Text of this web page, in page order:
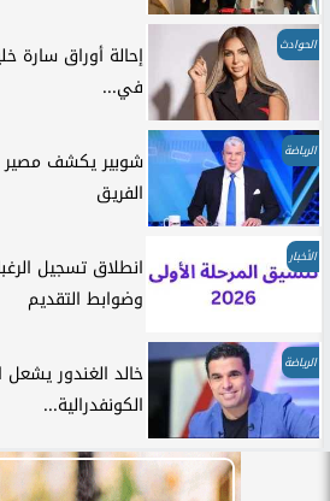
الحوادث
في...
الرياضة
شوبير يكشف مصير
الفريق
الأخبار
انطلاق تسجيل
وضوابط التقديم
الرياضة
خالد الغندور
الكونفدرالية...